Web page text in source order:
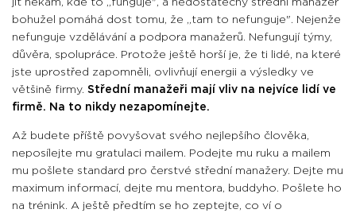
jít někam, kde to „funguje", a nedostatečný střední manažer
bohužel pomáhá dost tomu, že „tam to nefunguje". Nejenže
nefunguje vzdělávání a podpora manažerů. Nefungují týmy,
důvěra, spolupráce. Protože ještě horší je, že ti lidé, na které
jste uprostřed zapomněli, ovlivňují energii a výsledky ve
většině firmy. Střední manažeři mají vliv na nejvíce lidí ve
firmě. Na to nikdy nezapomínejte.
Až budete příště povyšovat svého nejlepšího člověka,
neposílejte mu gratulaci mailem. Podejte mu ruku a mailem
mu pošlete standard pro čerstvé střední manažery. Dejte mu
maximum informací, dejte mu mentora, buddyho. Pošlete ho
na trénink. A ještě předtím se ho zeptejte, co ví o